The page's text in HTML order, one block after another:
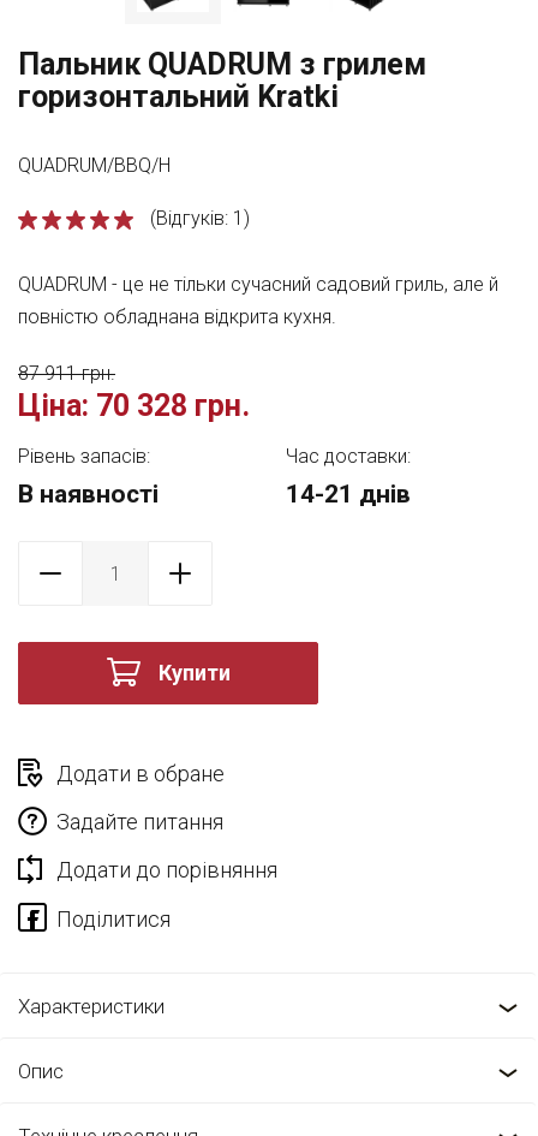
Пальник QUADRUM з грилем
горизонтальний Kratki
QUADRUM/BBQ/H
(Відгуків: 1)
QUADRUM - це не тільки сучасний садовий гриль, але й
повністю обладнана відкрита кухня.
Ціна: 70 328 грн.
87 911 грн.
Рівень запасів:
В наявності
Час доставки:
14-21 днів
Купити
Додати в обране
Задайте питання
Додати до порівняння
Характеристики
Опис